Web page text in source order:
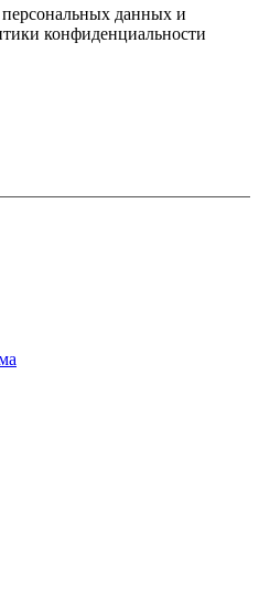
данных и
конфиденциальности